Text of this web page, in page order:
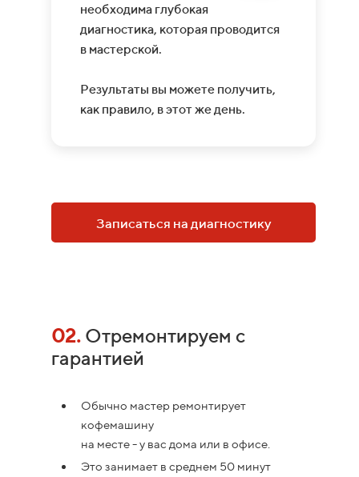
необходима глубокая
диагностика, которая проводится
в мастерской.
Результаты вы можете получить,
как правило, в этот же день.
Записаться на диагностику
02. Отремонтируем с
гарантией
Обычно мастер ремонтирует
кофемашину
на месте - у вас дома или в офисе.
Это занимает в среднем 50 минут